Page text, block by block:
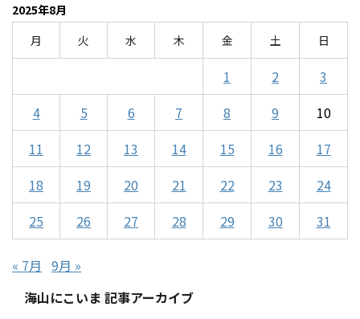
2025年8月
月
火 水 木 金 土 日
1 2
3
4
5 6 7 8 9
10
11
12 13 14 15 16
17
18
19 20 21 22 23
24
25
26 27 28 29 30 31
« 7月 9月 »
海山にこいま 記事アーカイブ